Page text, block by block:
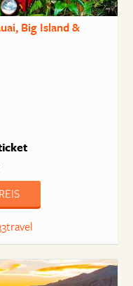
Big Island &